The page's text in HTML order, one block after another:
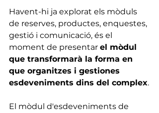
Havent-hi ja explorat els mòduls
de reserves, productes, enquestes,
gestió i comunicació, és el
moment de presentar el mòdul
que transformarà la forma en
que organitzes i gestiones
esdeveniments dins del complex.
El mòdul d'esdeveniments de